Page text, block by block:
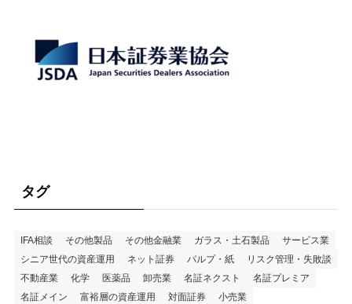
タグ
IFA相談 その他製品 その他金融業 ガラス・土石製品
サービス業
シニア世代の資産運用
ネット証券 パルプ・紙
リスク管理・失敗談
不動産業
化学 医薬品 卸売業 名証ネクスト
名証プレミア
名証メイン
富裕層の資産運用 対面証券
小売業